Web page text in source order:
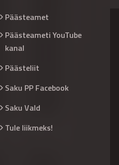
Päästeamet
Päästeameti YouTube
kanal
Päästeliit
Saku PP Facebook
Saku Vald
Tule liikmeks!